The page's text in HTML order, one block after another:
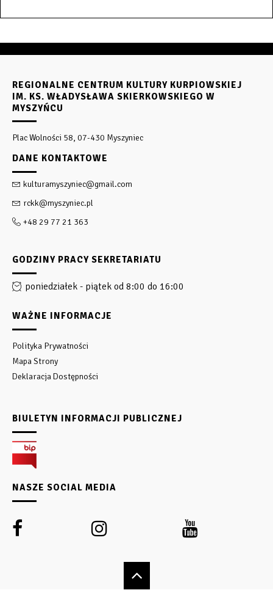
REGIONALNE CENTRUM KULTURY KURPIOWSKIEJ
IM. KS. WŁADYSŁAWA SKIERKOWSKIEGO W
MYSZYŃCU
Plac Wolności 58, 07-430 Myszyniec
DANE KONTAKTOWE
kulturamyszyniec@gmail.com
rckk@myszyniec.pl
+48 29 77 21 363
GODZINY PRACY SEKRETARIATU
poniedziałek - piątek od 8:00 do 16:00
WAŻNE INFORMACJE
Polityka Prywatności
Mapa Strony
Deklaracja Dostępności
BIULETYN INFORMACJI PUBLICZNEJ
NASZE SOCIAL MEDIA